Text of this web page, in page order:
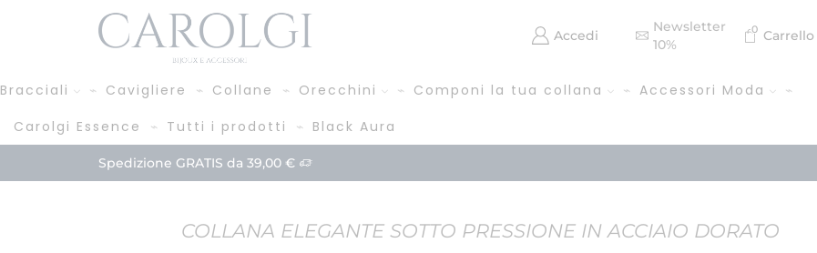
Accedi
Newsletter
10%
0 Carrello
Bracciali Cavigliere Collane Orecchini Componi la tua collana
Accessori Moda
Carolgi Essence
Tutti i prodotti Black Aura
Paga in 3 rate! Acquista
COLLANA ELEGANTE SOTTO PRESSIONE IN ACCIAIO DORATO